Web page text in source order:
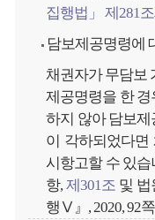
집행법」 제281조
담보제공명령에
채권자가 무담보
제공명령을 한
하지 않아 담보
이 각하되었다면
시항고할 수 있습
항,제301조및 법
행Ⅴ』, 2020, 92